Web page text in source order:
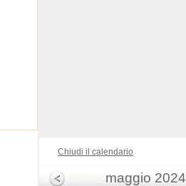
Chiudi il calendario
maggio 2024